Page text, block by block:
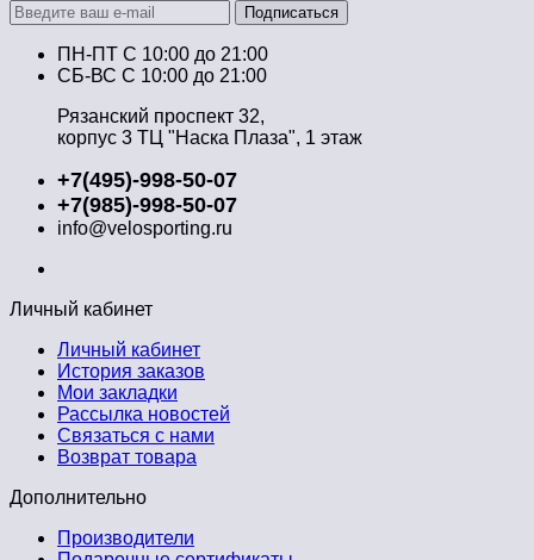
Подписаться
ПН-ПТ C 10:00 до 21:00
СБ-ВС С 10:00 до 21:00
Рязанский проспект 32,
корпус 3 ТЦ "Наска Плаза", 1 этаж
+7(495)-998-50-07
+7(985)-998-50-07
info@velosporting.ru
Личный кабинет
Личный кабинет
История заказов
Мои закладки
Рассылка новостей
Связаться с нами
Возврат товара
Дополнительно
Производители